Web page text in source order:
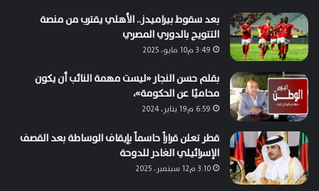
بعد سقوط بيراميدز.. الأهلي يقترب من منصة
التتويج بالدوري المصري
3:49 م10 مايو، 2025
بقلم حسن النجار «ليست مهمة النائب أن يكون
محاميًا عن الحكومة»،
6:59 م19 يناير، 2024
قطر تعلن قراراً حاسماً بإيقاف الوساطة بعد القصف
الإسرائيلي الغادر للدوحة
3:10 م12 سبتمبر، 2025